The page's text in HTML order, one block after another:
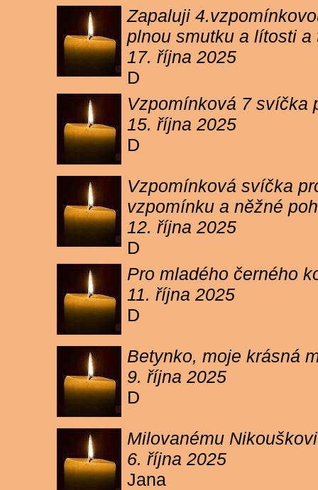
Zapaluji
plnou smutku a lítosti
17. října 2025
D
Vzpomínková 7 svíčka
15. října 2025
D
Vzpomínková svíčka
vzpomínku a něžné
12. října 2025
D
Pro mladého černého
11. října 2025
D
Betynko, moje krásná
9. října 2025
D
Milovanému
6. října 2025
Jana